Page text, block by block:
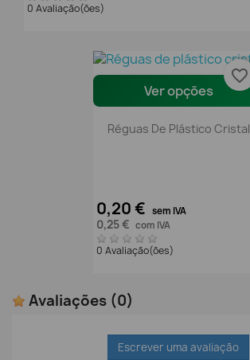
0 Avaliação(ões)
Ver opções
Réguas De Plástico Cristal
0,20 € sem IVA
0,25 € com IVA
0 Avaliação(ões)
favorite_border
Avaliações (0)
Escrever uma avaliação